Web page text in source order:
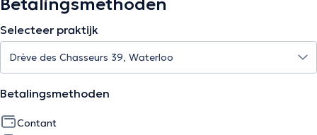
Betalingsmethoden
Selecteer praktijk
Betalingsmethoden
Contant